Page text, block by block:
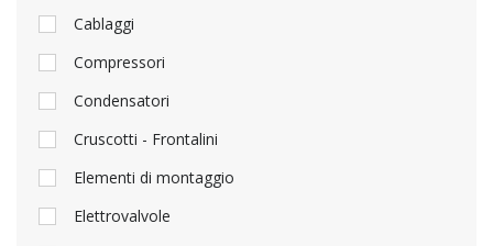
Cablaggi
Compressori
Condensatori
Cruscotti - Frontalini
Elementi di montaggio
Elettrovalvole